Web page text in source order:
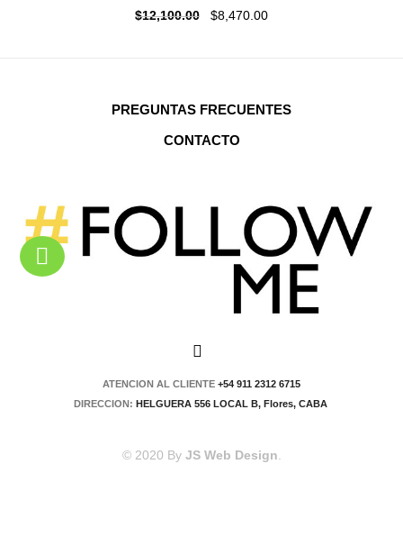
$12,100.00 $8,470.00
PREGUNTAS FRECUENTES
CONTACTO
ATENCION AL CLIENTE +54 911 2312 6715
DIRECCION: HELGUERA 556 LOCAL B, Flores, CABA
© 2020 By JS Web Design